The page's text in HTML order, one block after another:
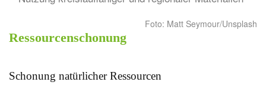
Foto: Matt Seymour/Unsplash
Ressourcenschonung
Schonung natürlicher Ressourcen